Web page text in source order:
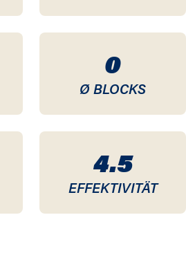
0
Ø BLOCKS
4.5
EFFEKTIVITÄT